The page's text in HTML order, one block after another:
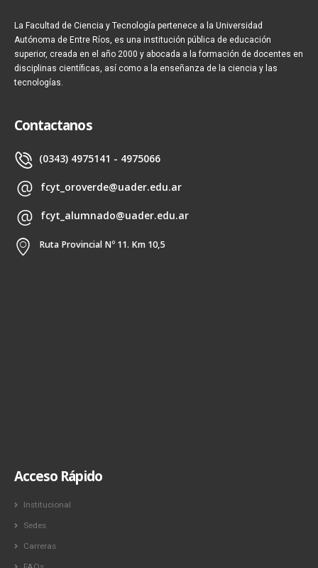
La Facultad de Ciencia y Tecnología pertenece a la Universidad
Autónoma de Entre Ríos, es una institución pública de educación
superior, creada en el año 2000 y abocada a la formación de docentes en
disciplinas científicas, así como a la enseñanza de la ciencia y las
tecnologías.
Contactanos
(0343) 4975141 - 4975066
fcyt_oroverde@uader.edu.ar
fcyt_alumnado@uader.edu.ar
Ruta Provincial Nº 11. Km 10,5
Acceso Rápido
Institucional
Sedes
Carreras